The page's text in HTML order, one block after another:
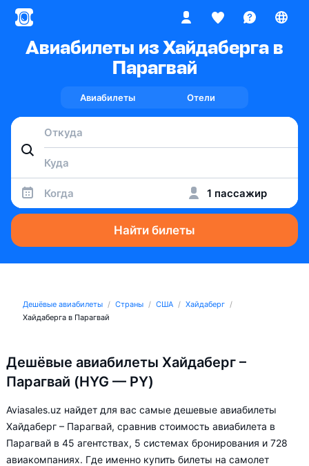
Авиабилеты из Хайдаберга в
Парагвай
Авиабилеты Отели
Когда 1 пассажир
Найти билеты
Дешёвые авиабилеты Страны США
Хайдаберг
Хайдаберга в Парагвай
Дешёвые авиабилеты Хайдаберг –
Парагвай (HYG — PY)
Aviasales.uz найдет для вас самые дешевые авиабилеты
Хайдаберг – Парагвай, сравнив стоимость авиабилета в
Парагвай в 45 агентствах, 5 системах бронирования и 728
авиакомпаниях. Где именно купить билеты на самолет